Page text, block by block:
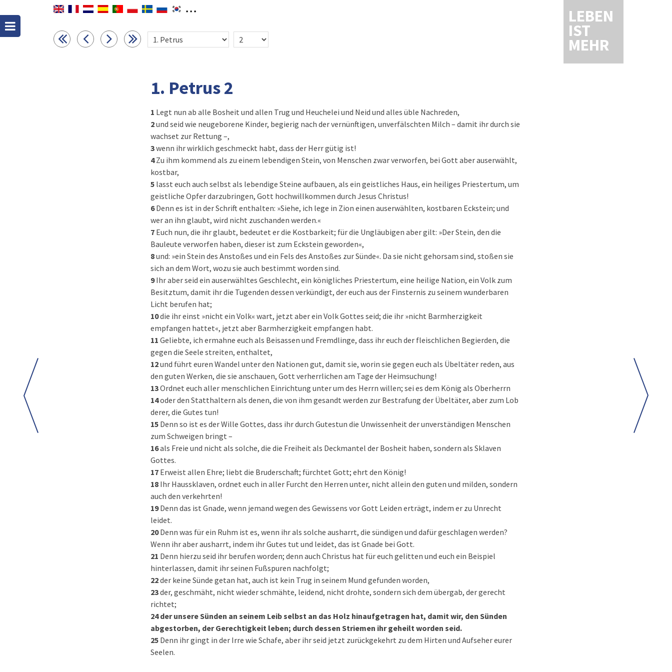
LEBEN
IST
MEHR
1. Petrus 2
1 Legt nun ab alle Bosheit und allen Trug und Heuchelei und Neid und alles üble Nachreden,
2und seid wie neugeborene Kinder, begierig nach der vernünftigen, unverfälschten Milch – damit ihr durch sie
wachset zur Rettung –,
3wenn ihr wirklich geschmeckt habt, dass der Herr gütig ist!
4Zu ihm kommend als zu einem lebendigen Stein, von Menschen zwar verworfen, bei Gott aber auserwählt,
kostbar,
5 lasst euch auch selbst als lebendige Steine aufbauen, als ein geistliches Haus, ein heiliges Priestertum, um
geistliche Opfer darzubringen, Gott hochwillkommen durch Jesus Christus!
6Denn es ist in der Schrift enthalten: »Siehe, ich lege in Zion einen auserwählten, kostbaren Eckstein; und
wer an ihn glaubt, wird nicht zuschanden werden.«
7 Euch nun, die ihr glaubt, bedeutet er die Kostbarkeit; für die Ungläubigen aber gilt: »Der Stein, den die
Bauleute verworfen haben, dieser ist zum Eckstein geworden«,
8und: »ein Stein des Anstoßes und ein Fels des Anstoßes zur Sünde«. Da sie nicht gehorsam sind, stoßen sie
sich an dem Wort, wozu sie auch bestimmt worden sind.
9Ihr aber seid ein auserwähltes Geschlecht, ein königliches Priestertum, eine heilige Nation, ein Volk zum
Besitztum, damit ihr die Tugenden dessen verkündigt, der euch aus der Finsternis zu seinem wunderbaren
Licht berufen hat;
10die ihr einst »nicht ein Volk« wart, jetzt aber ein Volk Gottes seid; die ihr »nicht Barmherzigkeit
empfangen hattet«, jetzt aber Barmherzigkeit empfangen habt.
11 Geliebte, ich ermahne euch als Beisassen und Fremdlinge, dass ihr euch der fleischlichen Begierden, die
gegen die Seele streiten, enthaltet,
12und führt euren Wandel unter den Nationen gut, damit sie, worin sie gegen euch als Übeltäter reden, aus
den guten Werken, die sie anschauen, Gott verherrlichen am Tage der Heimsuchung!
13Ordnet euch aller menschlichen Einrichtung unter um des Herrn willen; sei es dem König als Oberherrn
14oder den Statthaltern als denen, die von ihm gesandt werden zur Bestrafung der Übeltäter, aber zum Lob
derer, die Gutes tun!
15 Denn so ist es der Wille Gottes, dass ihr durch Gutestun die Unwissenheit der unverständigen Menschen
zum Schweigen bringt –
16als Freie und nicht als solche, die die Freiheit als Deckmantel der Bosheit haben, sondern als Sklaven
Gottes.
17 Erweist allen Ehre; liebt die Bruderschaft; fürchtet Gott; ehrt den König!
18 Ihr Haussklaven, ordnet euch in aller Furcht den Herren unter, nicht allein den guten und milden, sondern
auch den verkehrten!
19Denn das ist Gnade, wenn jemand wegen des Gewissens vor Gott Leiden erträgt, indem er zu Unrecht
leidet.
20Denn was für ein Ruhm ist es, wenn ihr als solche ausharrt, die sündigen und dafür geschlagen werden?
Wenn ihr aber ausharrt, indem ihr Gutes tut und leidet, das ist Gnade bei Gott.
21 Denn hierzu seid ihr berufen worden; denn auch Christus hat für euch gelitten und euch ein Beispiel
hinterlassen, damit ihr seinen Fußspuren nachfolgt;
22der keine Sünde getan hat, auch ist kein Trug in seinem Mund gefunden worden,
23der, geschmäht, nicht wieder schmähte, leidend, nicht drohte, sondern sich dem übergab, der gerecht
richtet;
24der unsere Sünden an seinem Leib selbst an das Holz hinaufgetragen hat, damit wir, den Sünden
abgestorben, der Gerechtigkeit leben; durch dessen Striemen ihr geheilt worden seid.
25 Denn ihr gingt in der Irre wie Schafe, aber ihr seid jetzt zurückgekehrt zu dem Hirten und Aufseher eurer
Seelen.